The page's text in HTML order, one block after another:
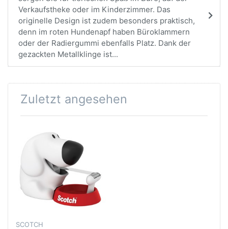
Verkaufstheke oder im Kinderzimmer. Das
originelle Design ist zudem besonders praktisch,
denn im roten Hundenapf haben Büroklammern
oder der Radiergummi ebenfalls Platz. Dank der
gezackten Metallklinge ist...
Zuletzt angesehen
SCOTCH